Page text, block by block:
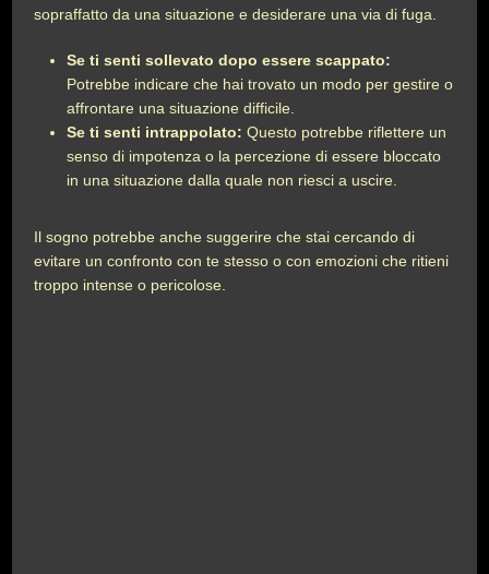
sopraffatto da una situazione e desiderare una via di fuga.
Se ti senti sollevato dopo essere scappato:
Potrebbe indicare che hai trovato un modo per gestire o
affrontare una situazione difficile.
Se ti senti intrappolato: Questo potrebbe riflettere un
senso di impotenza o la percezione di essere bloccato
in una situazione dalla quale non riesci a uscire.
Il sogno potrebbe anche suggerire che stai cercando di
evitare un confronto con te stesso o con emozioni che ritieni
troppo intense o pericolose.